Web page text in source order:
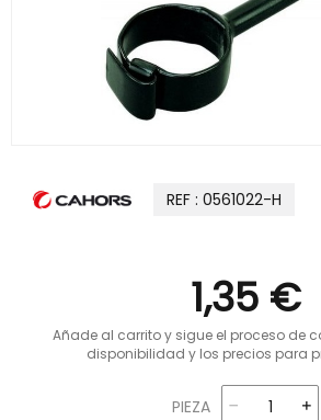
REF : 0561022-H
1,35 €
Añade al carrito y sigue el proceso de
disponibilidad y los precios para
PIEZA